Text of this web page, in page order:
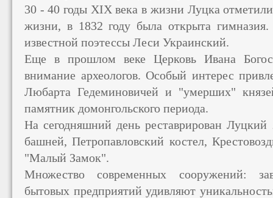
30 - 40 годы XIX века в жизни Луцка
жизни, в 1832 году была открыта
известной поэтессы Леси Украинский.
Еще в прошлом веке Церковь Ивана
внимание археологов. Особый интерес
Любарта Гедеминовичей и "умерших"
памятник домонгольского периода.
На сегодняшний день реставрирован
башней, Петропавловский костел,
"Малый Замок".
Множество современных сооружений:
бытовых предприятий удивляют